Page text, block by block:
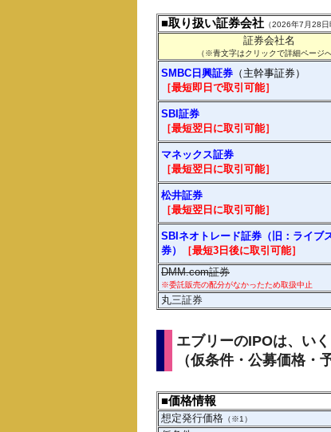
■取り扱い証券会社 （2026年7月28
証券会社名
（※青文字はクリックで詳細ページへ
SMBC日興証券 （主幹事証券）
［最短即日で取引可能］
SBI証券
［最短翌日に取引可能］
マネックス証券
［最短翌日に取引可能］
松井証券
［最短翌日に取引可能］
SBIネオトレード証券（旧：ライブ
券）
［最短3日後に取引可能］
DMM.com証券
※委託販売の配分がなかったため取扱中止
丸三証券
エブリーのIPOは、い
（仮条件・公募価格・
■価格情報
想定発行価格 （※1）